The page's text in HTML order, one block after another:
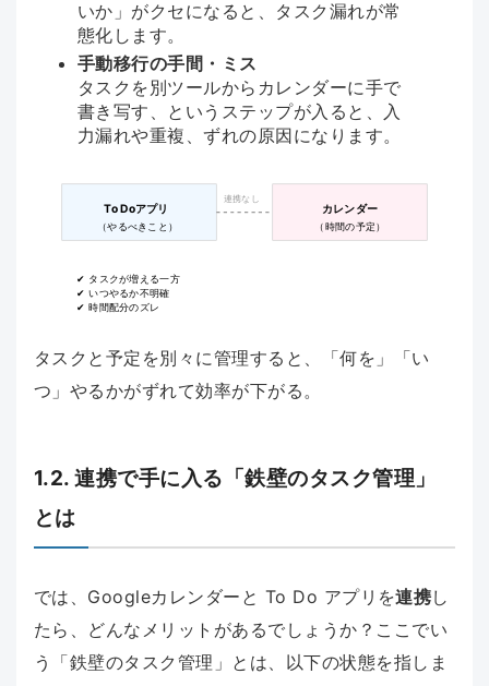
いか」がクセになると、タスク漏れが常
態化します。
手動移行の手間・ミス
タスクを別ツールからカレンダーに手で
書き写す、というステップが入ると、入
力漏れや重複、ずれの原因になります。
To Doアプリ
（やるべきこと）
カレンダー
（時間の予定）
連携なし
✔ タスクが増える一方
✔ いつやるか不明確
✔ 時間配分のズレ
タスクと予定を別々に管理すると、「何を」「い
つ」やるかがずれて効率が下がる。
1.2. 連携で手に入る「鉄壁のタスク管理」
とは
では、Googleカレンダーと To Do アプリを連携し
たら、どんなメリットがあるでしょうか？ここでい
う「鉄壁のタスク管理」とは、以下の状態を指しま